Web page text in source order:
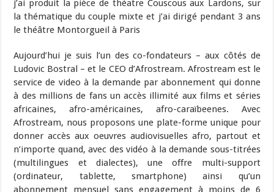
j’ai produit la pièce de théatre Couscous aux Lardons, sur
la thématique du couple mixte et j’ai dirigé pendant 3 ans
le théâtre Montorgueil à Paris
Aujourd’hui je suis l’un des co-fondateurs – aux côtés de
Ludovic Bostral – et le CEO d’Afrostream. Afrostream est le
service de video à la demande par abonnement qui donne
à des millions de fans un accès illimité aux films et séries
africaines, afro-américaines, afro-caraïbeenes. Avec
Afrostream, nous proposons une plate-forme unique pour
donner accès aux oeuvres audiovisuelles afro, partout et
n’importe quand, avec des vidéo à la demande sous-titrées
(multilingues et dialectes), une offre multi-support
(ordinateur, tablette, smartphone) ainsi qu’un
abonnement mensuel sans engagement à moins de 6